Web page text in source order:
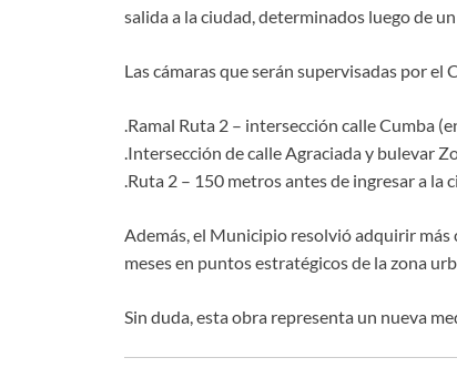
salida a la ciudad, determinados luego de
Las cámaras que serán supervisadas por
.Ramal Ruta 2 – intersección calle Cumba
.Intersección de calle Agraciada y bulevar
.Ruta 2 – 150 metros antes de ingresar a la
Además, el Municipio resolvió adquirir
meses en puntos estratégicos de la zona
Sin duda, esta obra representa un nueva